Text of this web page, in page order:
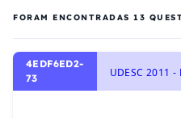
FORAM ENCONTRADAS 13
4EDF6ED2-
73